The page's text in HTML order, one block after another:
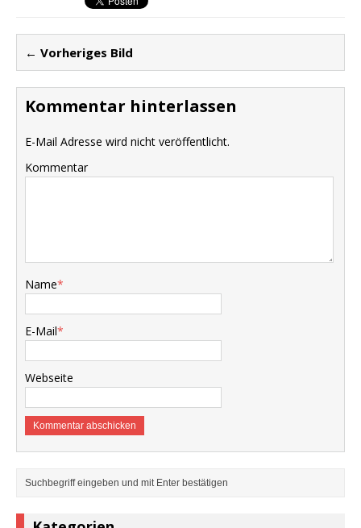
← Vorheriges Bild
Kommentar hinterlassen
E-Mail Adresse wird nicht veröffentlicht.
Kommentar
Name*
E-Mail*
Webseite